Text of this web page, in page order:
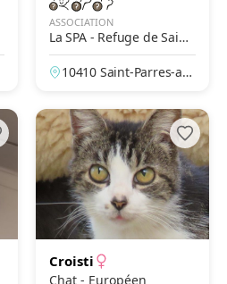
ASSOCIATION
La SPA - Refuge de Saint-
Parres-Aux-Tertres – Troy
es10410 Saint-Parres-au
e
Croisti
Chat - Européen